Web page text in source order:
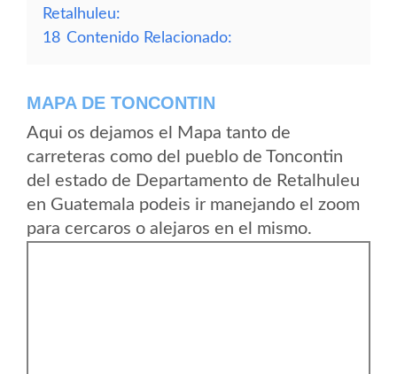
Retalhuleu:
18 Contenido Relacionado:
MAPA DE TONCONTIN
Aqui os dejamos el Mapa tanto de
carreteras como del pueblo de Toncontin
del estado de Departamento de Retalhuleu
en Guatemala podeis ir manejando el zoom
para cercaros o alejaros en el mismo.